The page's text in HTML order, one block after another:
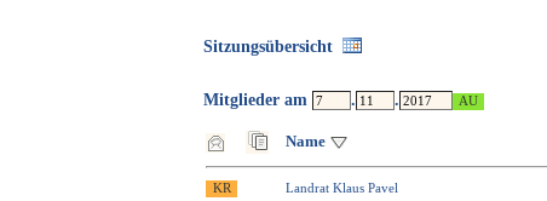
Sitzungsübersicht
Mitglieder am . .
Name
Landrat Klaus Pavel